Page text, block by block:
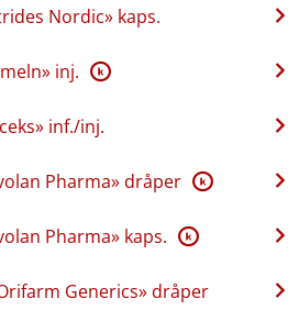
Nordic» kaps.
inj. K
inf.​/​inj.
Pharma» dråper K
Pharma» kaps. K
Generics» dråper